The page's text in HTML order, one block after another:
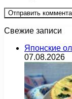
Свежие записи
Японские
07.08.2026